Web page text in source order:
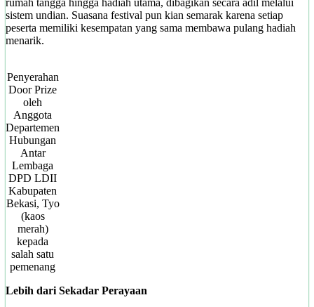
sistem undian. Suasana festival pun kian semarak karena setiap
peserta memiliki kesempatan yang sama membawa pulang hadiah
menarik.
Penyerahan
Door Prize
oleh
Anggota
Departemen
Hubungan
Antar
Lembaga
DPD LDII
Kabupaten
Bekasi, Tyo
(kaos
merah)
kepada
salah satu
pemenang
Lebih dari Sekadar Perayaan